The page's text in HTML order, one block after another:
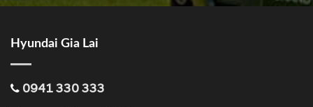
Hyundai Gia Lai
0941 330 333